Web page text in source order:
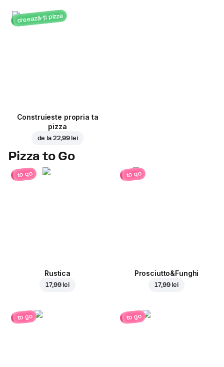
creează-ți pizza
Construieste propria ta
pizza
de la 22,99 lei
Pizza to Go
to go
Rustica
17,99 lei
to go
Prosciutto&Funghi
17,99 lei
to go to go